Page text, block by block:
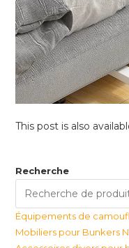
This post is also
Recherche
Équipements de
Mobiliers pour Bunkers